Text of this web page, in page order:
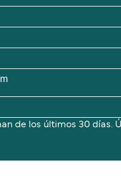
de los últimos 30 días.